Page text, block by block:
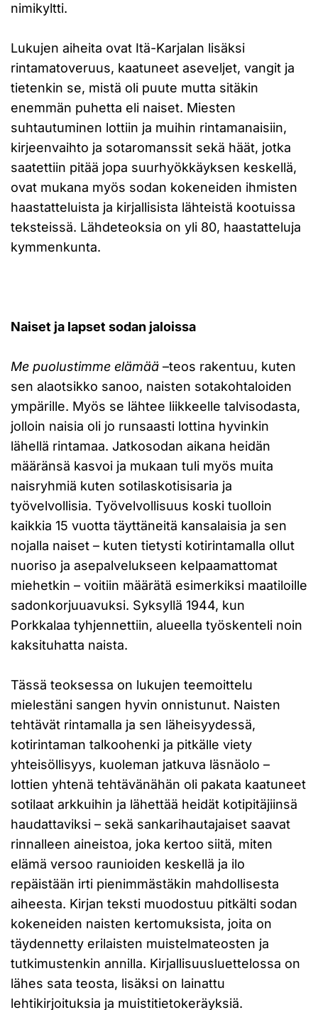
nimikyltti.
Lukujen aiheita ovat Itä-Karjalan lisäksi
rintamatoveruus, kaatuneet aseveljet, vangit ja
tietenkin se, mistä oli puute mutta sitäkin
enemmän puhetta eli naiset. Miesten
suhtautuminen lottiin ja muihin rintamanaisiin,
kirjeenvaihto ja sotaromanssit sekä häät, jotka
saatettiin pitää jopa suurhyökkäyksen keskellä,
ovat mukana myös sodan kokeneiden ihmisten
haastatteluista ja kirjallisista lähteistä kootuissa
teksteissä. Lähdeteoksia on yli 80, haastatteluja
kymmenkunta.
Naiset ja lapset sodan jaloissa
Me puolustimme elämää –teos rakentuu, kuten
sen alaotsikko sanoo, naisten sotakohtaloiden
ympärille. Myös se lähtee liikkeelle talvisodasta,
jolloin naisia oli jo runsaasti lottina hyvinkin
lähellä rintamaa. Jatkosodan aikana heidän
määränsä kasvoi ja mukaan tuli myös muita
naisryhmiä kuten sotilaskotisisaria ja
työvelvollisia. Työvelvollisuus koski tuolloin
kaikkia 15 vuotta täyttäneitä kansalaisia ja sen
nojalla naiset – kuten tietysti kotirintamalla ollut
nuoriso ja asepalvelukseen kelpaamattomat
miehetkin – voitiin määrätä esimerkiksi maatiloille
sadonkorjuuavuksi. Syksyllä 1944, kun
Porkkalaa tyhjennettiin, alueella työskenteli noin
kaksituhatta naista.
Tässä teoksessa on lukujen teemoittelu
mielestäni sangen hyvin onnistunut. Naisten
tehtävät rintamalla ja sen läheisyydessä,
kotirintaman talkoohenki ja pitkälle viety
yhteisöllisyys, kuoleman jatkuva läsnäolo –
lottien yhtenä tehtävänähän oli pakata kaatuneet
sotilaat arkkuihin ja lähettää heidät kotipitäjiinsä
haudattaviksi – sekä sankarihautajaiset saavat
rinnalleen aineistoa, joka kertoo siitä, miten
elämä versoo raunioiden keskellä ja ilo
repäistään irti pienimmästäkin mahdollisesta
aiheesta. Kirjan teksti muodostuu pitkälti sodan
kokeneiden naisten kertomuksista, joita on
täydennetty erilaisten muistelmateosten ja
tutkimustenkin annilla. Kirjallisuusluettelossa on
lähes sata teosta, lisäksi on lainattu
lehtikirjoituksia ja muistitietokeräyksiä.